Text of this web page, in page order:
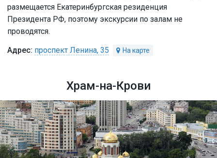
размещается Екатеринбургская резиденция
Президента РФ, поэтому экскурсии по залам не
проводятся.
проспект Ленина, 35
Храм-на-Крови